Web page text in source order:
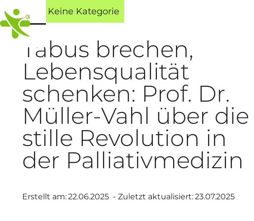
Keine Kategorie
Tabus brechen,
Lebensqualität
schenken: Prof. Dr.
Müller-Vahl über die
stille Revolution in
der Palliativmedizin
Erstellt am:22.06.2025 - Zuletzt aktualisiert:23.07.2025